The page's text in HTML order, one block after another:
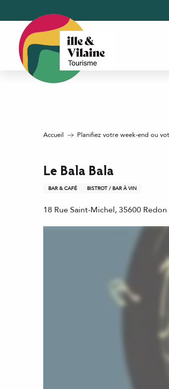
contenu
principal
Accueil Planifiez votre week-end ou
Le Bala Bala
BAR & CAFÉ BISTROT / BAR À VIN
18 Rue Saint-Michel, 35600 Redon